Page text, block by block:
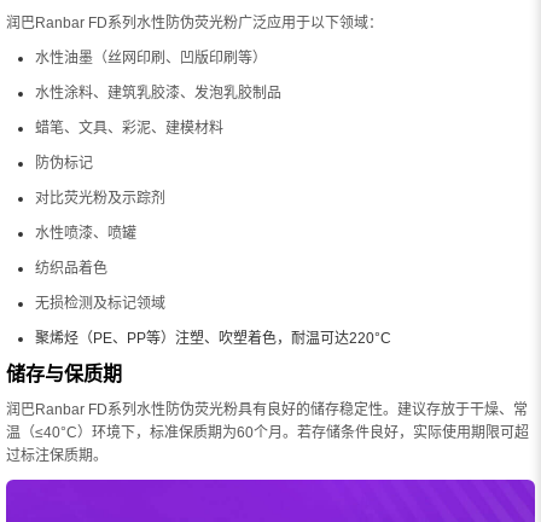
润巴Ranbar FD系列水性防伪荧光粉广泛应用于以下领域：
水性油墨（丝网印刷、凹版印刷等）
水性涂料、建筑乳胶漆、发泡乳胶制品
蜡笔、文具、彩泥、建模材料
防伪标记
对比荧光粉及示踪剂
水性喷漆、喷罐
纺织品着色
无损检测及标记领域
聚烯烃（PE、PP等）注塑、吹塑着色，耐温可达220°C
储存与保质期
润巴Ranbar FD系列水性防伪荧光粉具有良好的储存稳定性。建议存放于干燥、常
温（≤40°C）环境下，标准保质期为60个月。若存储条件良好，实际使用期限可超
过标注保质期。